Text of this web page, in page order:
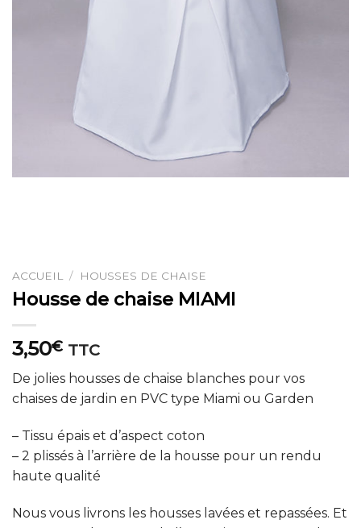
ACCUEIL / HOUSSES DE CHAISE
Housse de chaise MIAMI
3,50€ TTC
De jolies housses de chaise blanches pour vos
chaises de jardin en PVC type Miami ou Garden
– Tissu épais et d’aspect coton
– 2 plissés à l’arrière de la housse pour un rendu
haute qualité
Nous vous livrons les housses lavées et repassées. Et